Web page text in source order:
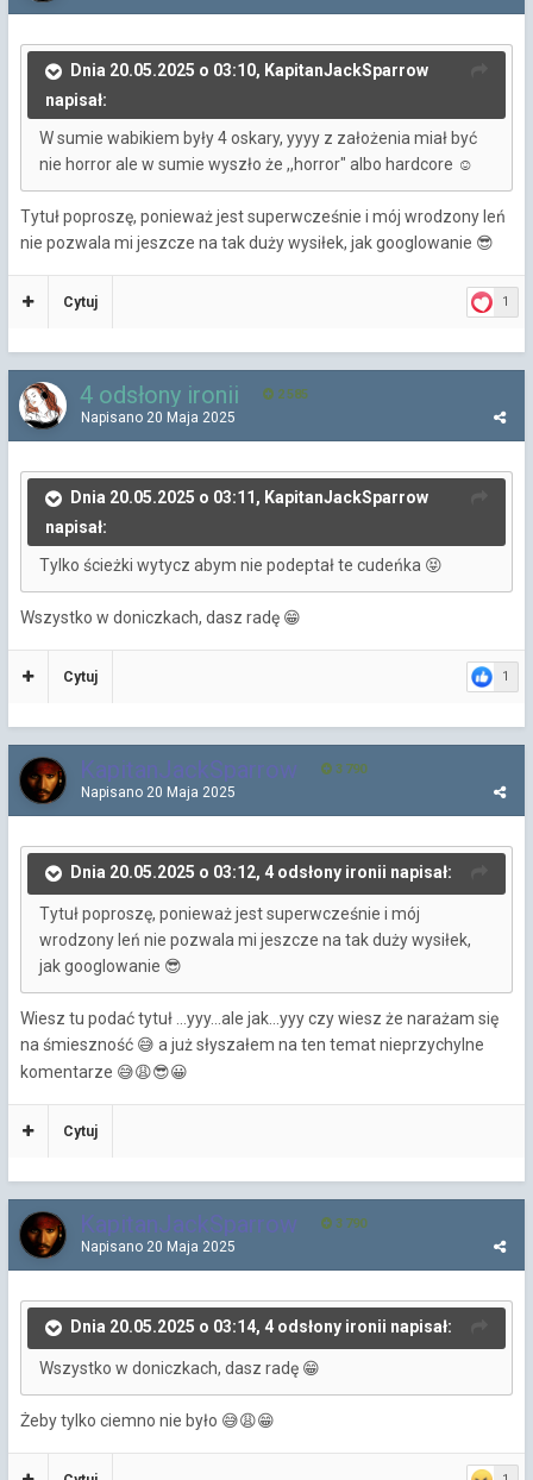
Dnia 20.05.2025 o 03:10, KapitanJackSparrow
napisał:
W sumie wabikiem były 4 oskary, yyyy z założenia miał być
nie horror ale w sumie wyszło że ,,horror" albo hardcore ☺️
Tytuł poproszę, ponieważ jest superwcześnie i mój wrodzony leń
nie pozwala mi jeszcze na tak duży wysiłek, jak googlowanie 😎
1
Cytuj
4 odsłony ironii 2 585
Napisano 20 Maja 2025
Dnia 20.05.2025 o 03:11, KapitanJackSparrow
napisał:
Tylko ścieżki wytycz abym nie podeptał te cudeńka 😝
Wszystko w doniczkach, dasz radę 😁
1
Cytuj
KapitanJackSparrow 3 790
Napisano 20 Maja 2025
Dnia 20.05.2025 o 03:12, 4 odsłony ironii napisał:
Tytuł poproszę, ponieważ jest superwcześnie i mój
wrodzony leń nie pozwala mi jeszcze na tak duży wysiłek,
jak googlowanie 😎
Wiesz tu podać tytuł ...yyy...ale jak...yyy czy wiesz że narażam się
na śmieszność 😅 a już słyszałem na ten temat nieprzychylne
komentarze 😅😩😎😀
Cytuj
KapitanJackSparrow 3 790
Napisano 20 Maja 2025
Dnia 20.05.2025 o 03:14, 4 odsłony ironii napisał:
Wszystko w doniczkach, dasz radę 😁
Żeby tylko ciemno nie było 😅😩😁